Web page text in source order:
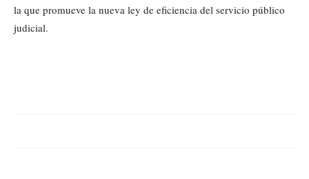
la que promueve la nueva ley de eficiencia del servicio público
judicial.